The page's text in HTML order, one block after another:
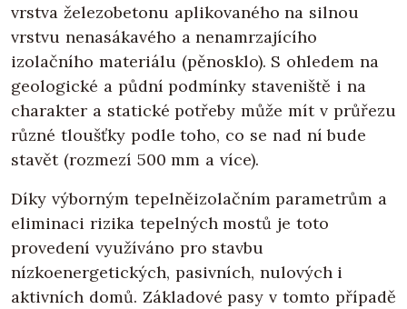
vrstva železobetonu aplikovaného na silnou
vrstvu nenasákavého a nenamrzajícího
izolačního materiálu (pěnosklo). S ohledem na
geologické a půdní podmínky staveniště i na
charakter a statické potřeby může mít v průřezu
různé tloušťky podle toho, co se nad ní bude
stavět (rozmezí 500 mm a více).
Díky výborným tepelněizolačním parametrům a
eliminaci rizika tepelných mostů je toto
provedení využíváno pro stavbu
nízkoenergetických, pasivních, nulových i
aktivních domů. Základové pasy v tomto případě